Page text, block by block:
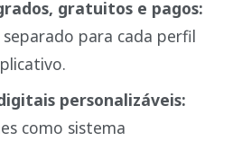
gratuitos e pagos:
para cada perfil
personalizáveis:
como sistema